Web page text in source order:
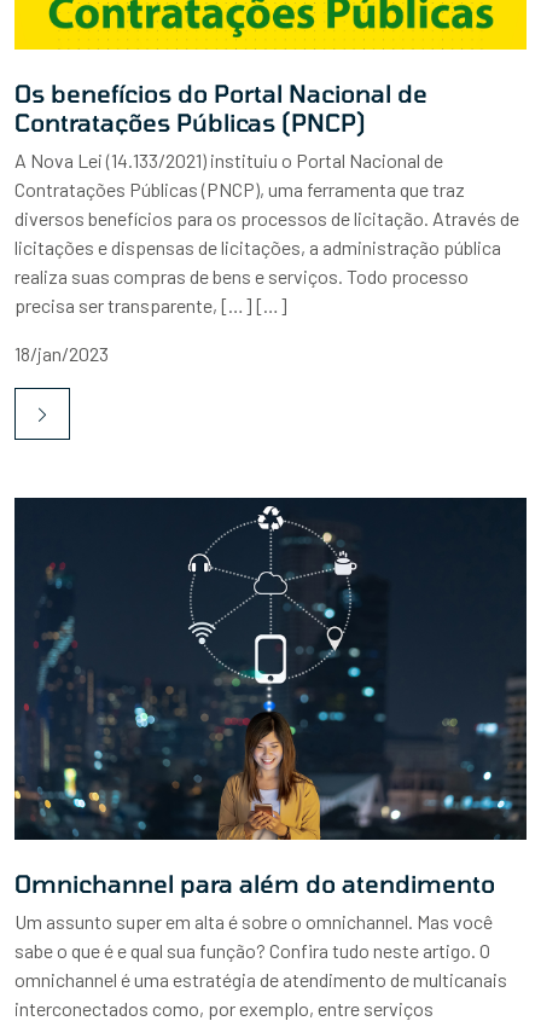
Os benefícios do Portal Nacional de
Contratações Públicas (PNCP)
A Nova Lei (14.133/2021) instituiu o Portal Nacional de
Contratações Públicas (PNCP), uma ferramenta que traz
diversos benefícios para os processos de licitação. Através de
licitações e dispensas de licitações, a administração pública
realiza suas compras de bens e serviços. Todo processo
precisa ser transparente, […] […]
18/jan/2023
Omnichannel para além do atendimento
Um assunto super em alta é sobre o omnichannel. Mas você
sabe o que é e qual sua função? Confira tudo neste artigo. O
omnichannel é uma estratégia de atendimento de multicanais
interconectados como, por exemplo, entre serviços